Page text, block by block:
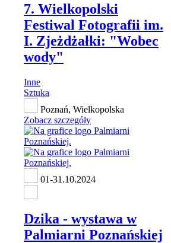
7. Wielkopolski
Festiwal Fotografii im.
I. Zjeżdżałki: "Wobec
wody"
Inne
Sztuka
Poznań, Wielkopolska
Zobacz szczegóły
01-31.10.2024
Dzika - wystawa w
Palmiarni Poznańskiej